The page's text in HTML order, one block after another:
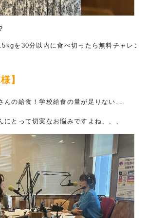
を30分以内に食べ切ったら無料チャレン
】
んの給食！学校給食の量が足りない…
にとって切実なお悩みですよね、、、